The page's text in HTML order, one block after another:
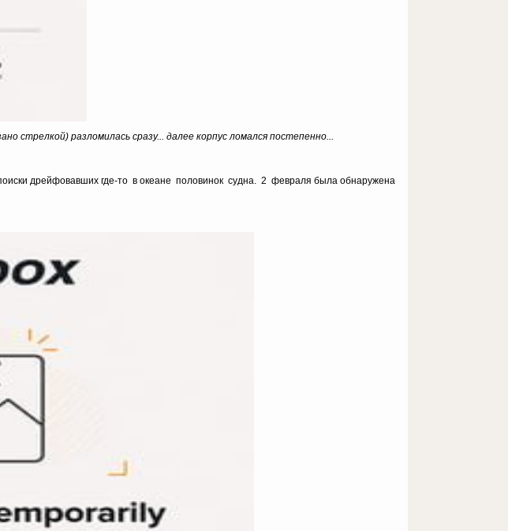
стрелкой) разломилась сразу... далее корпус ломался постепенно...
дрейфовавших где-то в океане половинок судна. 2 февраля была обнаружена